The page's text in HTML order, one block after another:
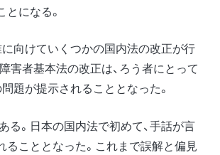
になる。
に向けていくつかの国内法の改正が行
害者基本法の改正は、ろう者にとって
題が提示されることとなった。
る。日本の国内法で初めて、手話が言
ることとなった。これまで誤解と偏見